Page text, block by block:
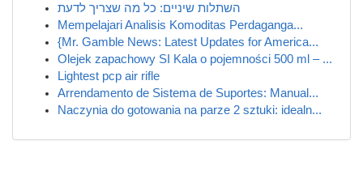
השתלות שיניים: כל מה שצריך לדעת
Mempelajari Analisis Komoditas Perdaganga...
{Mr. Gamble News: Latest Updates for America...
Olejek zapachowy SI Kala o pojemności 500 ml – ...
Lightest pcp air rifle
Arrendamento de Sistema de Suportes: Manual...
Naczynia do gotowania na parze 2 sztuki: idealn...